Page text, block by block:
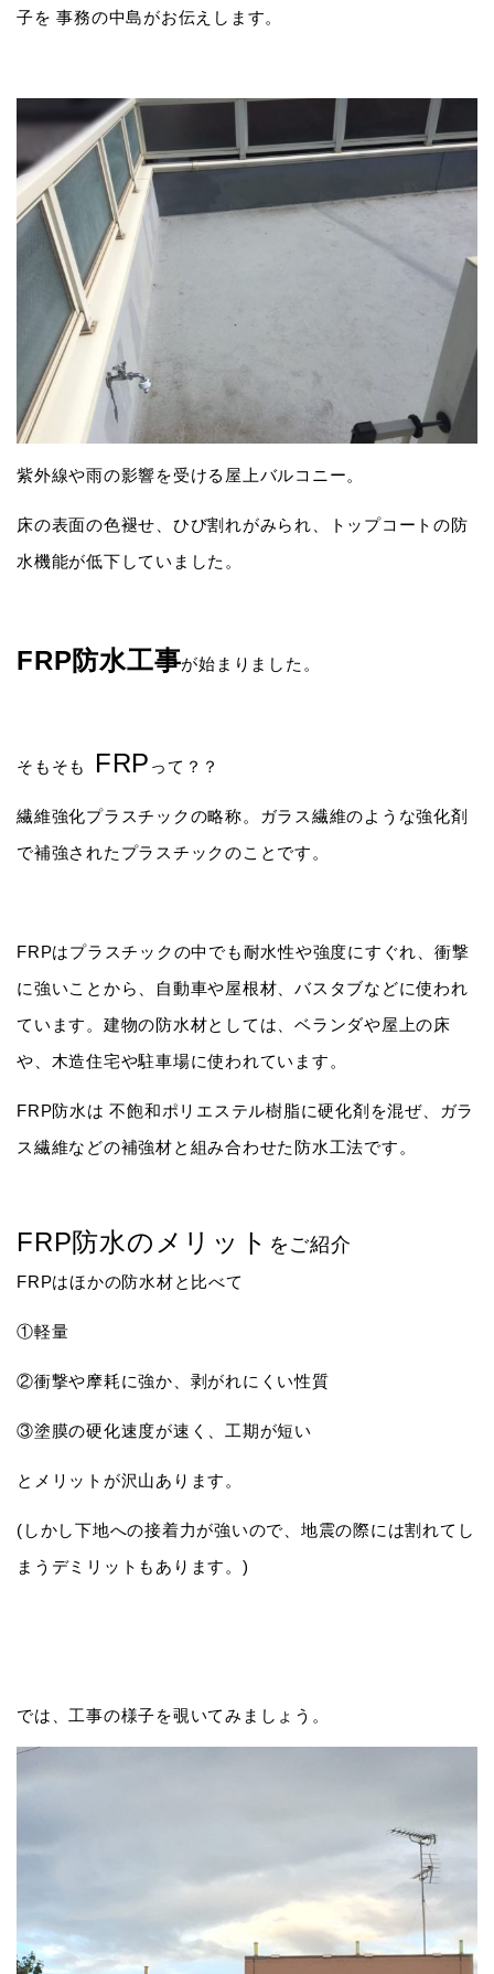
子を 事務の中島がお伝えします。
紫外線や雨の影響を受ける屋上バルコニー。
床の表面の色褪せ、ひび割れがみられ、トップコートの防
水機能が低下していました。
FRP防水工事が始まりました。
そもそも FRP って？？
繊維強化プラスチックの略称。ガラス繊維のような強化剤
で補強されたプラスチックのことです。
FRPはプラスチックの中でも耐水性や強度にすぐれ、衝撃
に強いことから、自動車や屋根材、バスタブなどに使われ
ています。建物の防水材としては、ベランダや屋上の床
や、木造住宅や駐車場に使われています。
FRP防水は 不飽和ポリエステル樹脂に硬化剤を混ぜ、ガラ
ス繊維などの補強材と組み合わせた防水工法です。
FRP防水のメリット をご紹介
FRPはほかの防水材と比べて
①軽量
②衝撃や摩耗に強か、剥がれにくい性質
③塗膜の硬化速度が速く、工期が短い
とメリットが沢山あります。
(しかし下地への接着力が強いので、地震の際には割れてし
まうデミリットもあります。)
では、工事の様子を覗いてみましょう。